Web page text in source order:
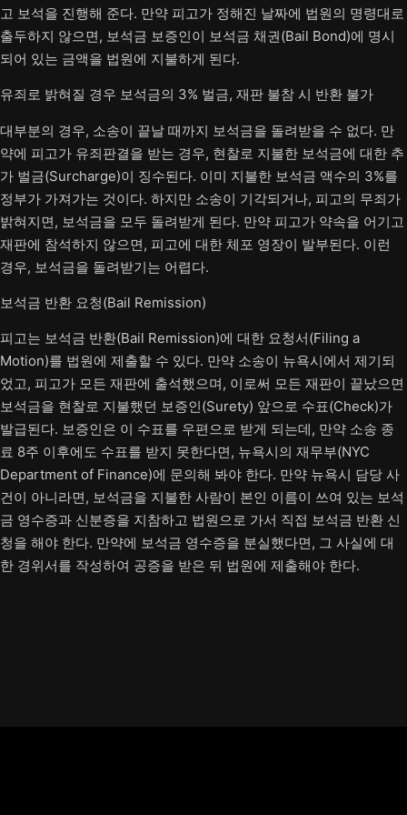
고 보석을 진행해 준다. 만약 피고가 정해진 날짜에 법원의 명령대로
출두하지 않으면, 보석금 보증인이 보석금 채권(Bail Bond)에 명시
되어 있는 금액을 법원에 지불하게 된다.
유죄로 밝혀질 경우 보석금의 3% 벌금, 재판 불참 시 반환 불가
대부분의 경우, 소송이 끝날 때까지 보석금을 돌려받을 수 없다. 만
약에 피고가 유죄판결을 받는 경우, 현찰로 지불한 보석금에 대한 추
가 벌금(Surcharge)이 징수된다. 이미 지불한 보석금 액수의 3%를
정부가 가져가는 것이다. 하지만 소송이 기각되거나, 피고의 무죄가
밝혀지면, 보석금을 모두 돌려받게 된다. 만약 피고가 약속을 어기고
재판에 참석하지 않으면, 피고에 대한 체포 영장이 발부된다. 이런
경우, 보석금을 돌려받기는 어렵다.
보석금 반환 요청(Bail Remission)
피고는 보석금 반환(Bail Remission)에 대한 요청서(Filing a
Motion)를 법원에 제출할 수 있다. 만약 소송이 뉴욕시에서 제기되
었고, 피고가 모든 재판에 출석했으며, 이로써 모든 재판이 끝났으면
보석금을 현찰로 지불했던 보증인(Surety) 앞으로 수표(Check)가
발급된다. 보증인은 이 수표를 우편으로 받게 되는데, 만약 소송 종
료 8주 이후에도 수표를 받지 못한다면, 뉴욕시의 재무부(NYC
Department of Finance)에 문의해 봐야 한다. 만약 뉴욕시 담당 사
건이 아니라면, 보석금을 지불한 사람이 본인 이름이 쓰여 있는 보석
금 영수증과 신분증을 지참하고 법원으로 가서 직접 보석금 반환 신
청을 해야 한다. 만약에 보석금 영수증을 분실했다면, 그 사실에 대
한 경위서를 작성하여 공증을 받은 뒤 법원에 제출해야 한다.